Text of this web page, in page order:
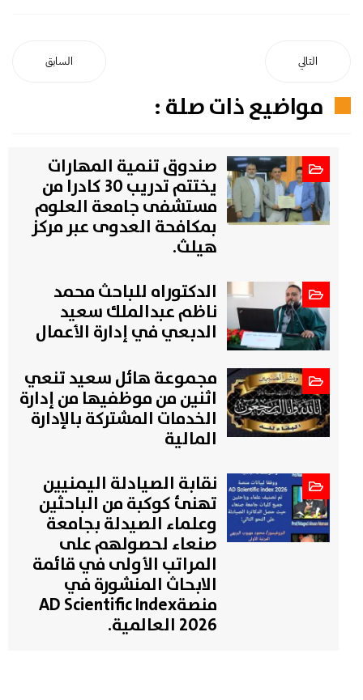
السابق التالي
مواضيع ذات صلة :
صندوق تنمية المهارات
يختتم تدريب 30 كادرا من
مستشفى جامعة العلوم
بمكافحة العدوى عبر مركز
هيلث.
الدكتوراه للباحث محمد
ناظم عبدالملك سعيد
الدبعي في إدارة الأعمال
مجموعة هائل سعيد تنعي
اثنين من موظفيها من إدارة
الخدمات المشتركة بالإدارة
المالية
نقابة الصيادلة اليمنيين
تهنئ كوكبة من الباحثين
وعلماء الصيدلة بجامعة
صنعاء لحصولهم على
المراتب الأولى في قائمة
الابحاث المنشورة في
منصةAD Scientific Index
2026 العالمية.